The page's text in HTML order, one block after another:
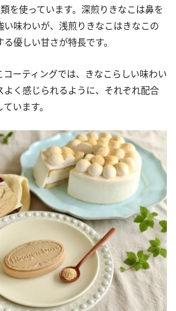
を使っています。深煎りきなこは鼻を
味わいが、浅煎りきなこはきなこの
優しい甘さが特長です。
コーティングでは、きなこらしい味わい
よく感じられるように、それぞれ配合
います。